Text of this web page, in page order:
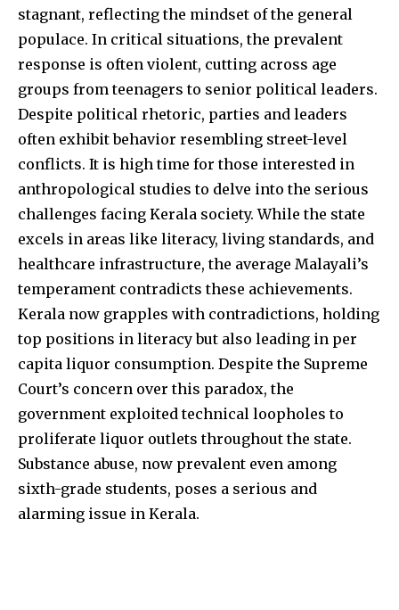
Join our community of
SUBSCRIBERS and be part of the
conversation.
To subscribe, simply enter your email address on our website
or click the subscribe button below. Don't worry, we respect
your privacy and won't spam your inbox. Your information is
safe with us.
32,111
Followers
32,214
Followers
11,243
Followers
stagnant, reflecting the mindset of the general
populace. In critical situations, the prevalent
response is often violent, cutting across age
groups from teenagers to senior political leaders.
Despite political rhetoric, parties and leaders
often exhibit behavior resembling street-level
conflicts. It is high time for those interested in
anthropological studies to delve into the serious
challenges facing Kerala society. While the state
excels in areas like literacy, living standards, and
healthcare infrastructure, the average Malayali’s
temperament contradicts these achievements.
Kerala now grapples with contradictions, holding
top positions in literacy but also leading in per
capita liquor consumption. Despite the Supreme
Court’s concern over this paradox, the
government exploited technical loopholes to
proliferate liquor outlets throughout the state.
Substance abuse, now prevalent even among
sixth-grade students, poses a serious and
alarming issue in Kerala.